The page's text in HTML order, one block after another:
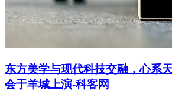
东方美学与现代科技交融，心系
会于羊城上演-科客网